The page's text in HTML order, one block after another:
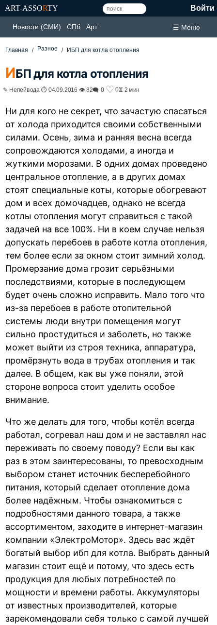
ART-ASSORTY Войти
Новости (СМИ) СПб Арт ☰ Меню
Главная Разное ИБП для котла отопления
ИБП для котла отопления
✎ Непейвода ⏱ 04.09.2016 👁 82🗨 0 ♡ 0⏳ 2 мин
Ни для кого не секрет, что зачастую спасаться
от холода приходится своими собственными
силами. Осень, зима и ранняя весна всегда
сопровождаются холодами, а иногда и
жуткими морозами. В одних домах проведено
центральное отопление, а в других домах
стоят специальные коты, которые обогревают
дом и всех домочадцев, однако не всегда
котлы отопления могут справиться с такой
задачей на все 100%. Ни в коем случае нельзя
допускать перебоев в работе котла отопления,
тем более если за окном стоит зимний холод.
Промерзание дома грозит серьёзными
последствиями, которые в последующем
будет очень сложно исправить. Мало того что
из-за перебоев в работе отопительной
системы люди внутри помещения могут
сильно простудиться и заболеть, но также
может выйти из строя техника, аппаратура,
промёрзнуть вода в трубах отопления и так
далее. В общем, как вы уже поняли, этой
стороне вопроса стоит уделить особое
внимание.
Что же делать для того, чтобы котёл всегда
работал, согревал наш дом и не заставлял нас
переживать по своему поводу? Если вы как
раз в этом заинтересованы, то превосходным
выбором станет источник бесперебойного
питания, который сделает отопление дома
более надёжным. Чтобы ознакомиться с
подробностями данного товара, а также
ассортиментом, заходите в интернет-магазин
компании «ЭлектроМотор». Здесь вас ждёт
богатый выбор ибп для котла. Выбрать данный
магазин стоит ещё и потому, что здесь есть
продукция для любых потребностей по
мощности и времени работы. Аккумуляторы
от известных производителей, которые
зарекомендовали себя только с самой лучшей